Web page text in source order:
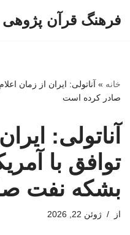
فرهنگ قرآن
خانه »
صادر کرده است
آناتولی:
بشکه نفت
از ژوئن 22, 2026